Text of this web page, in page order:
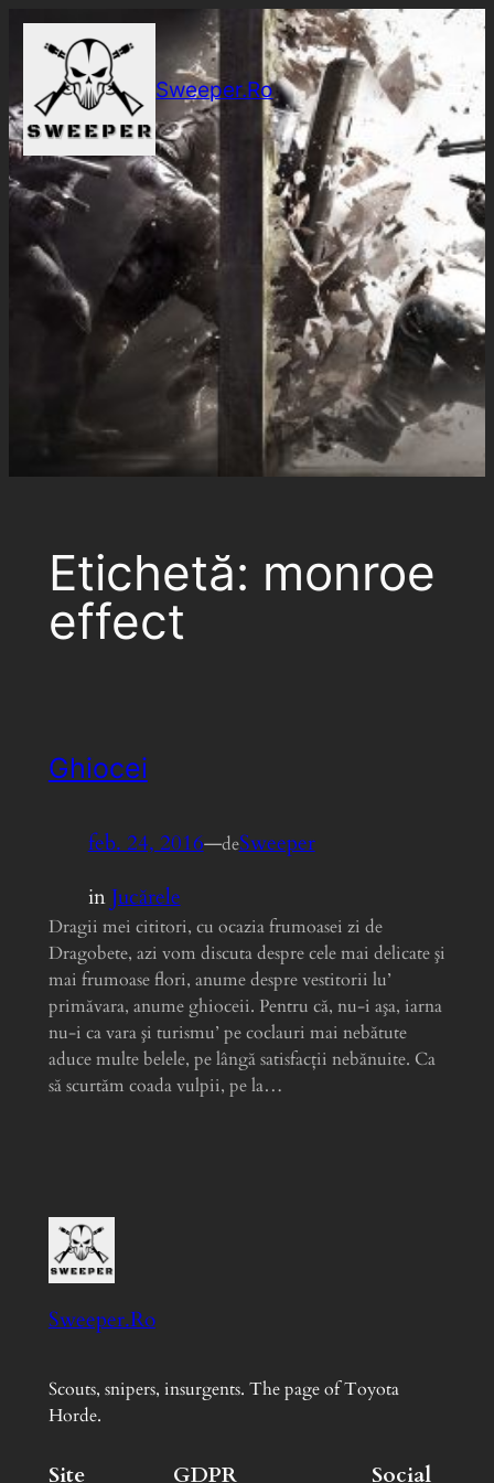
Sari
conținut
Sweeper.Ro
Etichetă: monroe
effect
Ghiocei
feb. 24, 2016—deSweeper
inJucărele
Dragii mei cititori, cu ocazia frumoasei zi de
Dragobete, azi vom discuta despre cele mai delicate şi
mai frumoase flori, anume despre vestitorii lu’
primăvara, anume ghioceii. Pentru că, nu-i aşa, iarna
nu-i ca vara şi turismu’ pe coclauri mai nebătute
aduce multe belele, pe lângă satisfacţii nebănuite. Ca
să scurtăm coada vulpii, pe la…
Sweeper.Ro
Scouts, snipers, insurgents. The page of Toyota
Horde.
Site GDPR Social